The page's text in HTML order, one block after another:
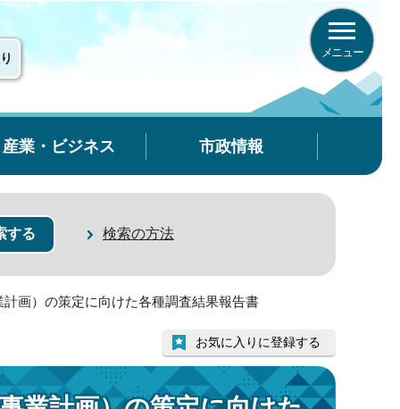
メニュー
産業・ビジネス 市政情報
検索の方法
画）の策定に向けた各種調査結果報告書
お気に入りに登録する